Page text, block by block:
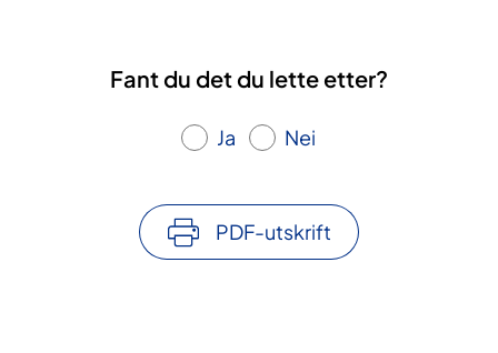
Fant du det du lette etter?
Ja Nei
PDF-utskrift